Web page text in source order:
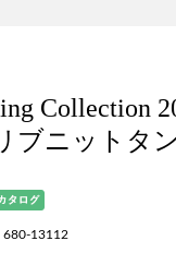
Collection
ブニットタ
13112